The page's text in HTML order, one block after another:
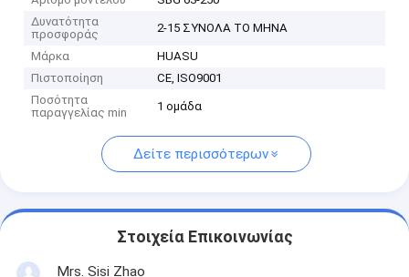
Δυνατότητα
προσφοράς
2-15 ΣΥΝΟΛΑ ΤΟ ΜΗΝΑ
Μάρκα
HUASU
Πιστοποίηση
CE, ISO9001
Ποσότητα
παραγγελίας min
1 ομάδα
Δείτε περισσότερων
Στοιχεία Επικοινωνίας
Mrs. Sisi Zhao